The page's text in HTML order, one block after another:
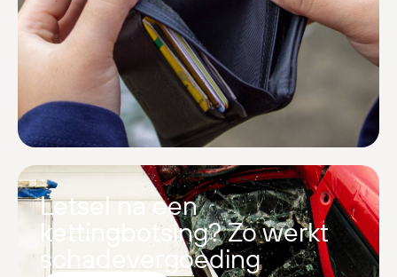
Letsel na een
kettingbotsing? Zo werkt
schadevergoeding